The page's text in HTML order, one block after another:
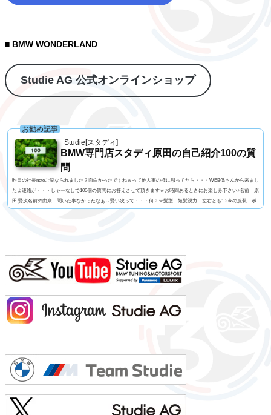
■ BMW WONDERLAND
Studie AG 公式オンラインショップ
Studie[スタディ]
お勧め記事
BMW専門店スタディ原田の自己紹介100の質
問
昨日の社長noteご覧なられました？面白かったですねｗって他人事の様に思ってたら・・・WEB係さんから来まし
たよ連絡が・・・しゃーなしで100個の質問にお答えさせて頂きますｗお時間あるときにお楽しみ下さい♪名前 原
田 賢次名前の由来 聞いた事なかったなぁ～賢い次って・・・何？ｗ髪型 短髪視力 左右とも1.2今の服装 ポ